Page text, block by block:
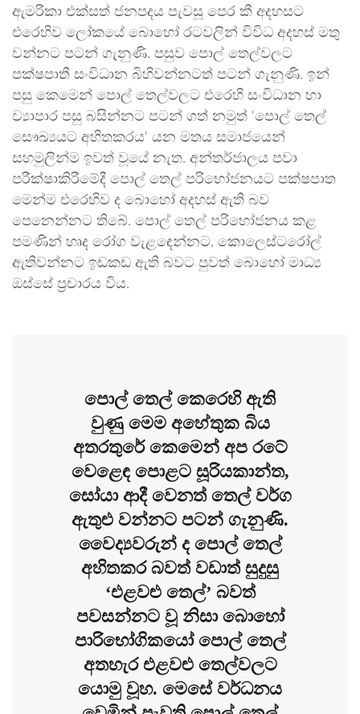
ඇමරිකා එක්සත් ජනපදය පැවසූ පෙර කී අදහසට
එරෙහිව ලෝකයේ බොහෝ රටවලින් විවිධ අදහස් මතු
වන්නට පටන් ගැනුණි. පසුව පොල් තෙල්වලට
පක්ෂපාතී සංවිධාන බිහිවන්නටත් පටන් ගැනුණි. ඉන්
පසු කෙමෙන් පොල් තෙල්වලට එරෙහි සංවිධාන හා
ව්‍යාපාර පසු බසින්නට පටන් ගත් නමුත් ‘පොල් තෙල්
සෞඛ්‍යයට අහිතකරය‘ යන මතය සමාජයෙන්
සහමුලින්ම ඉවත් වූයේ නැත. අන්තර්ජාලය පවා
පරීක්ෂාකිරීමේදී පොල් තෙල් පරිභෝජනයට පක්ෂපාත
මෙන්ම එරෙහිව ද බොහෝ අදහස් ඇති බව
පෙනෙන්නට තිබේ. පොල් තෙල් පරිභෝජනය කළ
පමණින් හෘද රෝග වැළඳෙන්නට, කොලෙස්ටරෝල්
ඇතිවන්නට ඉඩකඩ ඇති බවට පුවත් බොහෝ මාධ්‍ය
ඔස්සේ ප්‍රචාරය විය.
පොල් තෙල් කෙරෙහි ඇති
වුණු මෙම අහේතුක බිය
අතරතුරේ කෙමෙන් අප රටේ
වෙළෙඳ පොළට සූරියකාන්ත,
සෝයා ආදී වෙනත් තෙල් වර්ග
ඇතුළු වන්නට පටන් ගැනුණි.
වෛද්‍යවරුන් ද පොල් තෙල්
අහිතකර බවත් වඩාත් සුදුසු
‘එළවළු තෙල්’ බවත්
පවසන්නට වූ නිසා බොහෝ
පාරිභෝගිකයෝ පොල් තෙල්
අතහැර එළවළු තෙල්වලට
යොමු වූහ. මෙසේ වර්ධනය